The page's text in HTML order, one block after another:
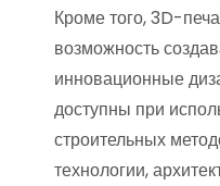
Кроме того, 3D-
возможность
инновационные
доступны при
строительных
технологии,